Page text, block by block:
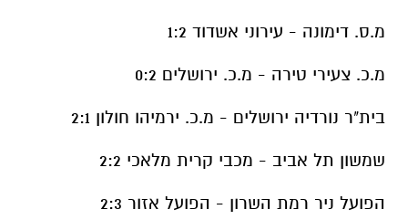
מ.ס. דימונה - עירוני אשדוד 1:2
מ.כ. צעירי טירה - מ.כ. ירושלים 0:2
בית"ר נורדיה ירושלים - מ.כ. ירמיהו חולון 2:1
שמשון תל אביב - מכבי קרית מלאכי 2:2
הפועל ניר רמת השרון - הפועל אזור 2:3